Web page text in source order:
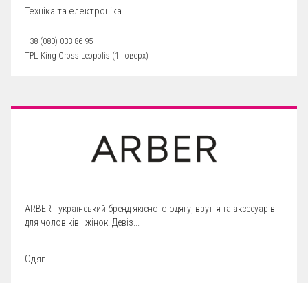
Техніка та електроніка
+38 (080) 033-86-95
ТРЦ King Cross Leopolis (1 поверх)
ARBER - український бренд якісного одягу, взуття та аксесуарів
для чоловіків і жінок. Девіз...
Одяг